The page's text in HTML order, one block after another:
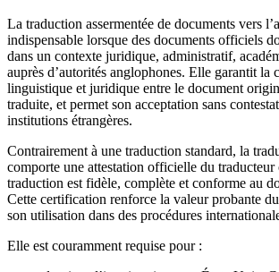
La traduction assermentée de documents vers
indispensable lorsque des documents officiels
dans un contexte juridique, administratif,
auprès d’autorités anglophones. Elle garantit la
linguistique et juridique entre le document
traduite, et permet son acceptation sans
institutions étrangères.
Contrairement à une traduction standard, la
comporte une attestation officielle du traducteur
traduction est fidèle, complète et conforme au
Cette certification renforce la valeur probante
son utilisation dans des procédures
Elle est couramment requise pour :